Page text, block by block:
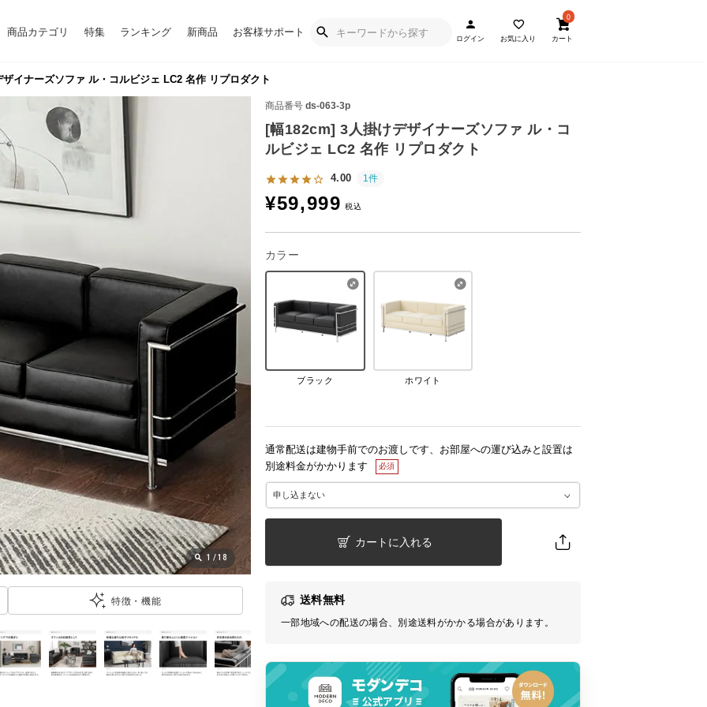
商品カテゴリ 特集 ランキング 新商品 お客様サポート
ログイン お気に入り
0
カート
イナーズソファ ル・コルビジェ LC2 名作 リプロダクト
商品番号 ds-063-3p
[幅182cm] 3人掛けデザイナーズソファ ル・コ
ルビジェ LC2 名作 リプロダクト
4.00 1件
¥59,999
カラー
ブラック ホワイト
通常配送は建物手前でのお渡しです、お部屋への運び込みと設置は
別途料金がかかります
カートに入れる
送料無料
一部地域への配送の場合、別途送料がかかる場合があります。
1 /18
特徴・機能